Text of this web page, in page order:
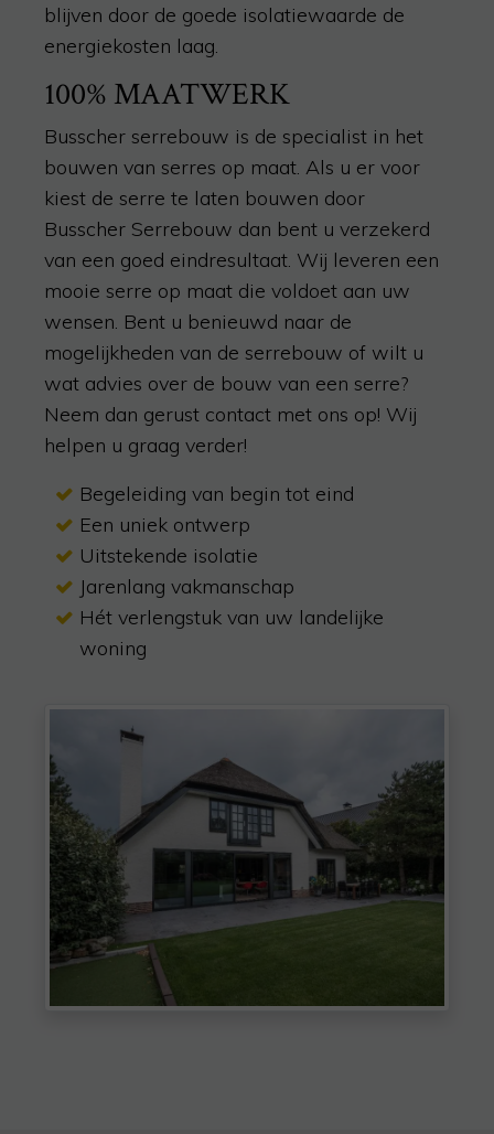
blijven door de goede isolatiewaarde de
energiekosten laag.
100% MAATWERK
Busscher serrebouw is de specialist in het
bouwen van serres op maat. Als u er voor
kiest de serre te laten bouwen door
Busscher Serrebouw dan bent u verzekerd
van een goed eindresultaat. Wij leveren een
mooie serre op maat die voldoet aan uw
wensen. Bent u benieuwd naar de
mogelijkheden van de serrebouw of wilt u
wat advies over de bouw van een serre?
Neem dan gerust contact met ons op! Wij
helpen u graag verder!
Begeleiding van begin tot eind
Een uniek ontwerp
Uitstekende isolatie
Jarenlang vakmanschap
Hét verlengstuk van uw landelijke
woning